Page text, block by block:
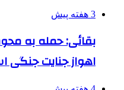
3 هفته پیش
بقائی: حمله به
اهواز جنایت جنگی